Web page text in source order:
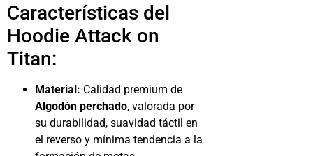
Características del
Hoodie Attack on
Titan:
Material: Calidad premium de
Algodón perchado, valorada por
su durabilidad, suavidad táctil en
el reverso y mínima tendencia a la